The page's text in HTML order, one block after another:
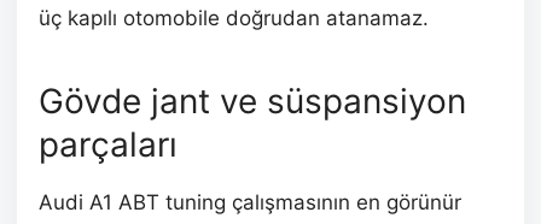
üç kapılı otomobile doğrudan atanamaz.
Gövde jant ve süspansiyon
parçaları
Audi A1 ABT tuning çalışmasının en görünür